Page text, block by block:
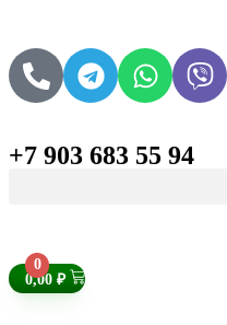
+7 903 683 55 94
0,00 ₽
0